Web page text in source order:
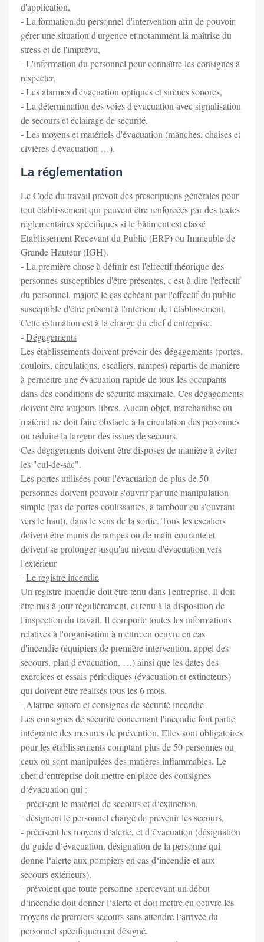
d'application,
- La formation du personnel d'intervention afin de pouvoir
gérer une situation d'urgence et notamment la maîtrise du
stress et de l'imprévu,
- L'information du personnel pour connaître les consignes à
respecter,
- Les alarmes d'évacuation optiques et sirènes sonores,
- La détermination des voies d'évacuation avec signalisation
de secours et éclairage de sécurité,
- Les moyens et matériels d'évacuation (manches, chaises et
civières d'évacuation …).
La réglementation
Le Code du travail prévoit des prescriptions générales pour
tout établissement qui peuvent être renforcées par des textes
réglementaires spécifiques si le bâtiment est classé
Etablissement Recevant du Public (ERP) ou Immeuble de
Grande Hauteur (IGH).
- La première chose à définir est l'effectif théorique des
personnes susceptibles d'être présentes, c'est-à-dire l'effectif
du personnel, majoré le cas échéant par l'effectif du public
susceptible d'être présent à l'intérieur de l'établissement.
Cette estimation est à la charge du chef d'entreprise.
-Dégagements
Les établissements doivent prévoir des dégagements (portes,
couloirs, circulations, escaliers, rampes) répartis de manière
à permettre une évacuation rapide de tous les occupants
dans des conditions de sécurité maximale. Ces dégagements
doivent être toujours libres. Aucun objet, marchandise ou
matériel ne doit faire obstacle à la circulation des personnes
ou réduire la largeur des issues de secours.
Ces dégagements doivent être disposés de manière à éviter
les "cul-de-sac".
Les portes utilisées pour l'évacuation de plus de 50
personnes doivent pouvoir s'ouvrir par une manipulation
simple (pas de portes coulissantes, à tambour ou s'ouvrant
vers le haut), dans le sens de la sortie. Tous les escaliers
doivent être munis de rampes ou de main courante et
doivent se prolonger jusqu'au niveau d'évacuation vers
l'extérieur
-Le registre incendie
Un registre incendie doit être tenu dans l'entreprise. Il doit
être mis à jour régulièrement, et tenu à la disposition de
l'inspection du travail. Il comporte toutes les informations
relatives à l'organisation à mettre en oeuvre en cas
d'incendie (équipiers de première intervention, appel des
secours, plan d'évacuation, …) ainsi que les dates des
exercices et essais périodiques (évacuation et extincteurs)
qui doivent être réalisés tous les 6 mois.
-Alarme sonore et consignes de sécurité incendie
Les consignes de sécurité concernant l'incendie font partie
intégrante des mesures de prévention. Elles sont obligatoires
pour les établissements comptant plus de 50 personnes ou
ceux où sont manipulées des matières inflammables. Le
chef d‘entreprise doit mettre en place des consignes
d‘évacuation qui :
- précisent le matériel de secours et d‘extinction,
- désignent le personnel chargé de prévenir les secours,
- précisent les moyens d‘alerte, et d‘évacuation (désignation
du guide d‘évacuation, désignation de la personne qui
donne l‘alerte aux pompiers en cas d‘incendie et aux
secours extérieurs),
- prévoient que toute personne apercevant un début
d‘incendie doit donner l‘alerte et doit mettre en oeuvre les
moyens de premiers secours sans attendre l‘arrivée du
personnel spécifiquement désigné.